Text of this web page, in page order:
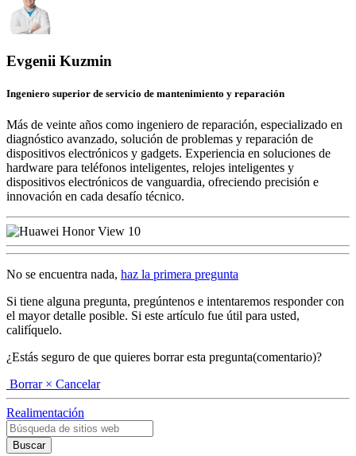
Evgenii Kuzmin
Ingeniero superior de servicio de mantenimiento y reparación
Más de veinte años como ingeniero de reparación, especializado en
diagnóstico avanzado, solución de problemas y reparación de
dispositivos electrónicos y gadgets. Experiencia en soluciones de
hardware para teléfonos inteligentes, relojes inteligentes y
dispositivos electrónicos de vanguardia, ofreciendo precisión e
innovación en cada desafío técnico.
No se encuentra nada, haz la primera pregunta
Si tiene alguna pregunta, pregúntenos e intentaremos responder con
el mayor detalle posible. Si este artículo fue útil para usted,
califíquelo.
¿Estás seguro de que quieres borrar esta pregunta(comentario)?
Borrar × Cancelar
Realimentación